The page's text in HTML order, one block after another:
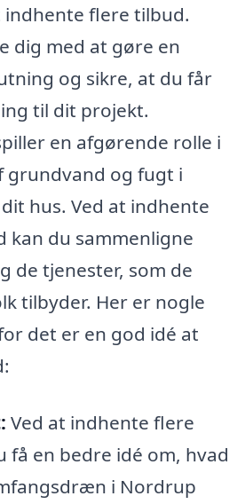
flere tilbud.
dig med at gøre en
og sikre, at du får
til dit projekt.
en afgørende rolle i
grundvand og fugt i
hus. Ved at indhente
kan du sammenligne
de tjenester, som de
tilbyder. Her er nogle
det er en god idé at
Ved at indhente flere
få en bedre idé om, hvad
i Nordrup